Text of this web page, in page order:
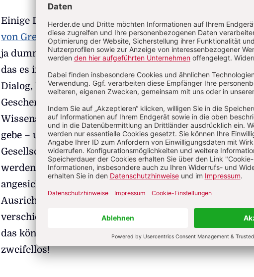
Einige Direktoren katholischer Akademien haben
von Greinerheftig protestiert. Sie sei polemisch, nicht
ja dumm und gemein. Sie übersehe das vielfältige
das es im Blick auf Bibel und Liturgie, Ökumene und
Dialog, Ethik und Gesellschaft gerade in den
Geschenkt! Die Akademien seien wichtige Orte im
Wissenschaft und Gesellschaft, Orte des Dialogs, die
gebe – und die angesichts der affektiven Polarisierung
Gesellschaft die sachliche Debatte ermöglichten und
werden sollten. Institutionsschutz und Stellengarantien
angesichts knapper werdender Kassen – unbedingt!
Ausrichtung der Häuser je nach Handschrift der
verschieden. Berlin, München, Frankfurt, Dresden,
das könne doch nicht alles über einen Kamm geschert
zweifellos!